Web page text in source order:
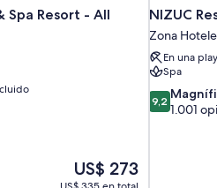
Spa Resort - All
El
precio
US$ 273
NIZUC
Zona
En una
Spa
9.2
de
9,2
1.001